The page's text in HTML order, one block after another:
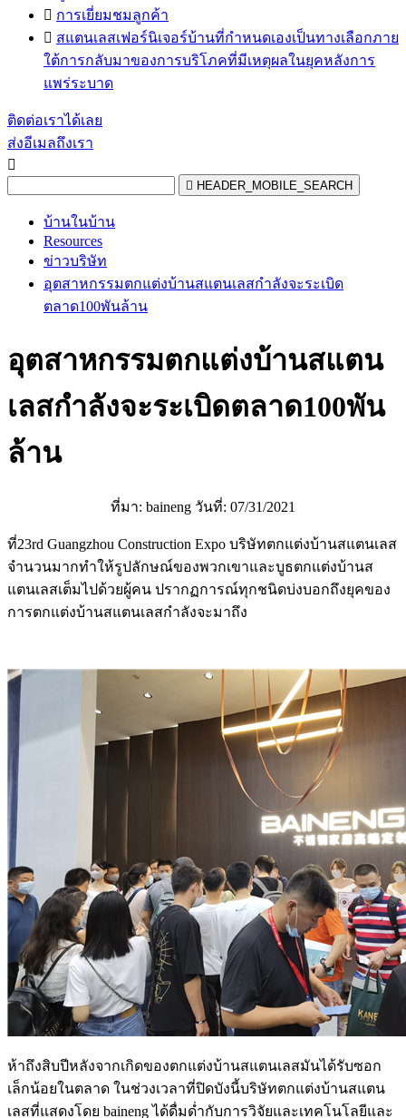
 การเยี่ยมชมลูกค้า
 สแตนเลสเฟอร์นิเจอร์บ้านที่กำหนดเองเป็นทางเลือกภาย
ใต้การกลับมาของการบริโภคที่มีเหตุผลในยุคหลังการ
แพร่ระบาด
ติดต่อเราได้เลย
ส่งอีเมลถึงเรา

 HEADER_MOBILE_SEARCH
บ้านในบ้าน
Resources
ข่าวบริษัท
อุตสาหกรรมตกแต่งบ้านสแตนเลสกำลังจะระเบิด
ตลาด100พันล้าน
อุตสาหกรรมตกแต่งบ้านสแตน
เลสกำลังจะระเบิดตลาด100พัน
ล้าน
ที่มา: baineng วันที่: 07/31/2021
ที่23rd Guangzhou Construction Expo บริษัทตกแต่งบ้านสแตนเลส
จำนวนมากทำให้รูปลักษณ์ของพวกเขาและบูธตกแต่งบ้านส
แตนเลสเต็มไปด้วยผู้คน ปรากฏการณ์ทุกชนิดบ่งบอกถึงยุคของ
การตกแต่งบ้านสแตนเลสกำลังจะมาถึง
ห้าถึงสิบปีหลังจากเกิดของตกแต่งบ้านสแตนเลสมันได้รับซอก
เล็กน้อยในตลาด ในช่วงเวลาที่ปิดบังนี้บริษัทตกแต่งบ้านสแตน
เลสที่แสดงโดย baineng ได้ดื่มด่ำกับการวิจัยและเทคโนโลยีและ